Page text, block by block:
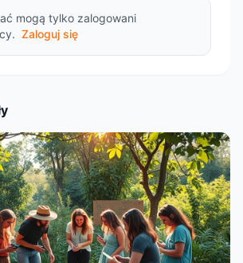
mogą tylko zalogowani
Zaloguj się